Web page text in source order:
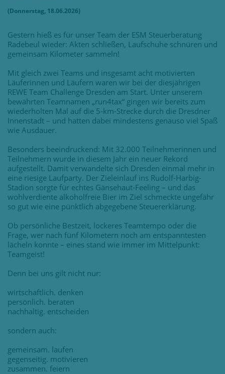
(Donnerstag, 18.06.2026)
Gestern hieß es für unser Team der ESM Steuerberatung
Radebeul wieder: Akten schließen, Laufschuhe schnüren und
gemeinsam Kilometer sammeln!
Mit gleich zwei Teams und insgesamt acht motivierten
Läuferinnen und Läufern waren wir bei der diesjährigen
REWE Team Challenge Dresden am Start. Unter unserem
bewährten Teamnamen „run4tax“ gingen wir bereits zum
wiederholten Mal auf die 5-km-Strecke durch die Dresdner
Innenstadt – und hatten dabei mindestens genauso viel Spaß
wie Ausdauer.
Besonders beeindruckend: Mit 32.000 Teilnehmerinnen und
Teilnehmern wurde in diesem Jahr ein neuer Rekord
aufgestellt. Damit verwandelte sich Dresden einmal mehr in
eine riesige Laufparty. Der Zieleinlauf ins Rudolf-Harbig-
Stadion sorgte für echtes Gänsehaut-Feeling – und das
wohlverdiente alkoholfreie Bier im Ziel schmeckte ungefähr
so gut wie eine pünktlich abgegebene Steuererklärung.
Ob persönliche Bestzeit, lockeres Teamtempo oder die
Frage, wer nach fünf Kilometern noch am entspanntesten
lächeln konnte – eines stand wie immer im Mittelpunkt:
Teamgeist!
Denn bei uns gilt nicht nur:
wirtschaftlich. denken
persönlich. beraten
nachhaltig. entscheiden
sondern auch:
gemeinsam. laufen
gegenseitig. motivieren
zusammen. feiern